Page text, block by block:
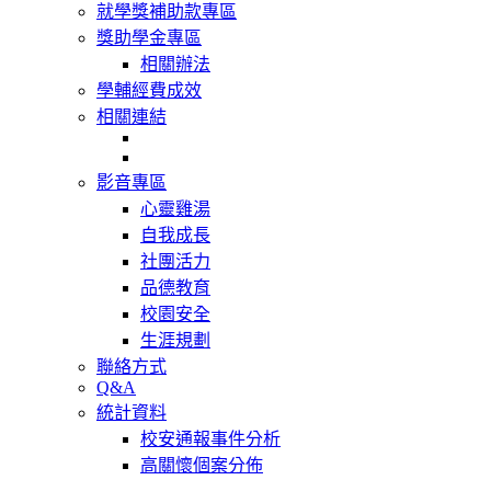
就學獎補助款專區
獎助學金專區
相關辦法
學輔經費成效
相關連結
影音專區
心靈雞湯
自我成長
社團活力
品德教育
校園安全
生涯規劃
聯絡方式
Q&A
統計資料
校安通報事件分析
高關懷個案分佈